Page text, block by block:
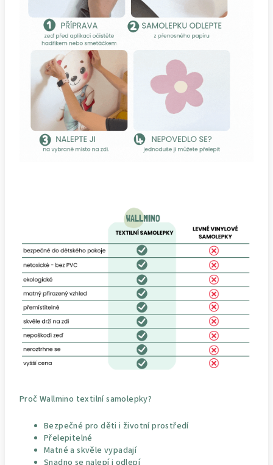
Proč Wallmino textilní samolepky?
Bezpečné pro děti i životní prostředí
Přelepitelné
Matné a skvěle vypadají
Snadno se nalepí i odlepí